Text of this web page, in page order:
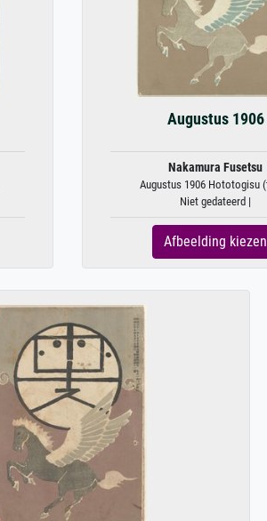
Augustus 1906
Nakamura Fusetsu
Augustus 1906 Hototogisu
Niet gedateerd |
Afbeelding kiezen